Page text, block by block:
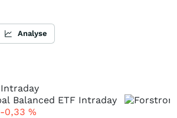
Analyse
Intraday
-0,33 %